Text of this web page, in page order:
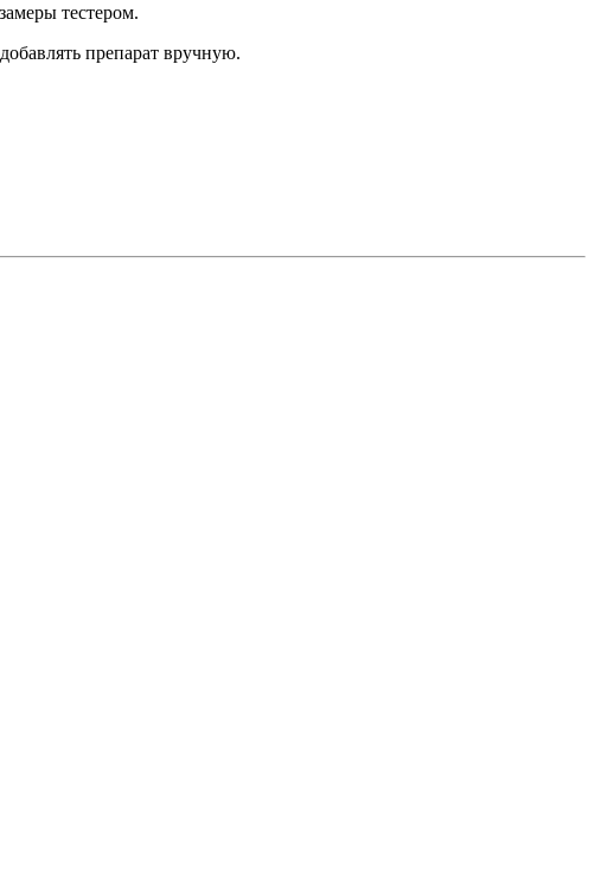
тестером.
препарат вручную.